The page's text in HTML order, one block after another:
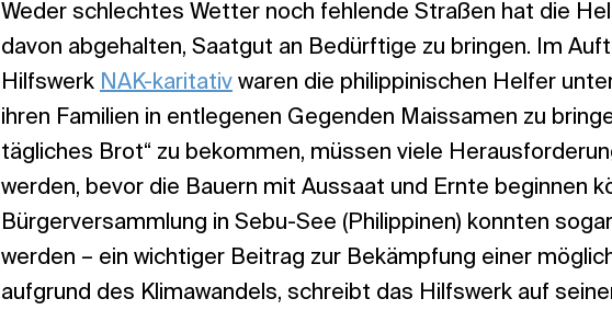
Weder schlechtes Wetter noch fehlende Straßen hat die
davon abgehalten, Saatgut an Bedürftige zu bringen. Im
Hilfswerk NAK-karitativ waren die philippinischen Helfer
ihren Familien in entlegenen Gegenden Maissamen zu
tägliches Brot“ zu bekommen, müssen viele
werden, bevor die Bauern mit Aussaat und Ernte beginnen
Bürgerversammlung in Sebu-See (Philippinen) konnten
werden – ein wichtiger Beitrag zur Bekämpfung einer
aufgrund des Klimawandels, schreibt das Hilfswerk auf